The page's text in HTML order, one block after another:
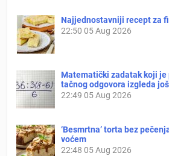
Najjednostavniji recept za
22:50 05 Aug 2026
Matematički zadatak koji je
tačnog odgovora izgleda
22:49 05 Aug 2026
‘Besmrtna’ torta bez
voćem
22:48 05 Aug 2026